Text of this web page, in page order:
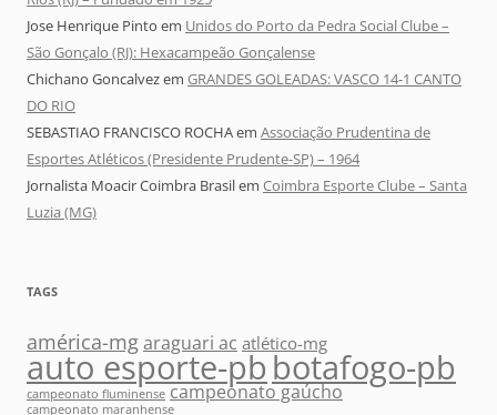
Jose Henrique Pinto em Unidos do Porto da Pedra Social Clube –
São Gonçalo (RJ): Hexacampeão Gonçalense
Chichano Goncalvezem GRANDES GOLEADAS: VASCO 14-1 CANTO
DO RIO
SEBASTIAO FRANCISCO ROCHAem Associação Prudentina de
Esportes Atléticos (Presidente Prudente-SP) – 1964
Jornalista Moacir Coimbra Brasilem Coimbra Esporte Clube – Santa
Luzia (MG)
TAGS
américa-mgaraguari ac atlético-mg
auto esporte-pbbotafogo-pb
campeonato fluminense campeonato gaúcho
campeonato maranhense